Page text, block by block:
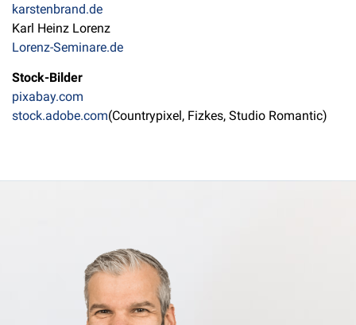
karstenbrand.de
Karl Heinz Lorenz
Lorenz-Seminare.de
Stock-Bilder
pixabay.com
stock.adobe.com(Countrypixel, Fizkes, Studio Romantic)